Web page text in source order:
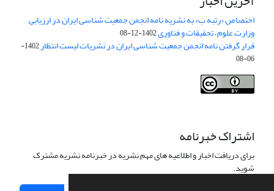
اختصاص «رتبه ب» به نشریه نامه انجمن جمعیت شناسی ایران در ارزیابی
وزارت علوم، تحقیقات و فناوری1402-12-08
قرار گرفتن نامه انجمن جمعیت شناسی ایران در نشریات لیست انتظار
1402-
06-08
اشتراک خبرنامه
برای دریافت اخبار و اطلاعیه های مهم نشریه در خبرنامه نشریه مشترک
شوید.